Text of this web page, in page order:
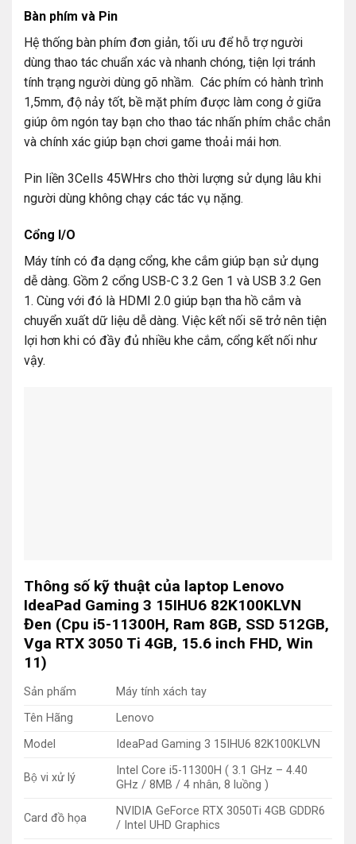
Bàn phím và Pin
Hệ thống bàn phím đơn giản, tối ưu để hỗ trợ người
dùng thao tác chuẩn xác và nhanh chóng, tiện lợi tránh
tính trạng người dùng gõ nhầm. Các phím có hành trình
1,5mm, độ nảy tốt, bề mặt phím được làm cong ở giữa
giúp ôm ngón tay bạn cho thao tác nhấn phím chắc chắn
và chính xác giúp bạn chơi game thoải mái hơn.
Pin liền 3Cells 45WHrs cho thời lượng sử dụng lâu khi
người dùng không chạy các tác vụ nặng.
Cổng I/O
Máy tính có đa dạng cổng, khe cắm giúp bạn sử dụng
dễ dàng. Gồm 2 cổng USB-C 3.2 Gen 1 và USB 3.2 Gen
1. Cùng với đó là HDMI 2.0 giúp bạn tha hồ cắm và
chuyển xuất dữ liệu dễ dàng. Việc kết nối sẽ trở nên tiện
lợi hơn khi có đầy đủ nhiều khe cắm, cổng kết nối như
vậy.
Thông số kỹ thuật của laptop Lenovo
IdeaPad Gaming 3 15IHU6 82K100KLVN
Đen (Cpu i5-11300H, Ram 8GB, SSD 512GB,
Vga RTX 3050 Ti 4GB, 15.6 inch FHD, Win
11)
Sản phẩm
Máy tính xách tay
Tên Hãng
Lenovo
Model
IdeaPad Gaming 3 15IHU6 82K100KLVN
Bộ vi xử lý
Intel Core i5-11300H ( 3.1 GHz – 4.40
GHz / 8MB / 4 nhân, 8 luồng )
Card đồ họa
NVIDIA GeForce RTX 3050Ti 4GB GDDR6
/ Intel UHD Graphics